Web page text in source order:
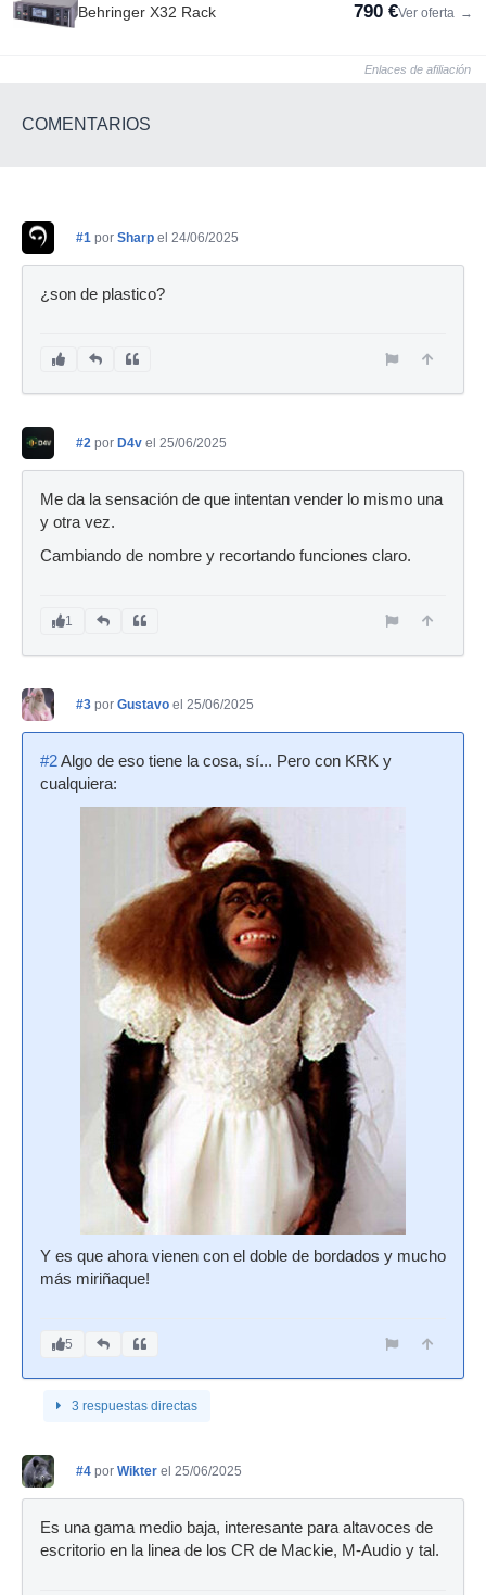
Behringer X32 Rack 790 €Ver oferta →
Enlaces de afiliación
COMENTARIOS
#1 por Sharp el 24/06/2025
¿son de plastico?
#2 por D4v el 25/06/2025
Me da la sensación de que intentan vender lo mismo una
y otra vez.
Cambiando de nombre y recortando funciones claro.
1
#3 por Gustavo el 25/06/2025
#2Algo de eso tiene la cosa, sí... Pero con KRK y
cualquiera:
Y es que ahora vienen con el doble de bordados y mucho
más miriñaque!
5
3 respuestas directas
#4 por Wikter el 25/06/2025
Es una gama medio baja, interesante para altavoces de
escritorio en la linea de los CR de Mackie, M-Audio y tal.